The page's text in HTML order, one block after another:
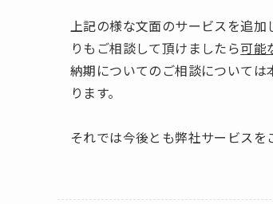
上記の様な文面のサービスを追
りもご相談して頂けましたら可能
納期についてのご相談について
ります。
それでは今後とも弊社サービスを